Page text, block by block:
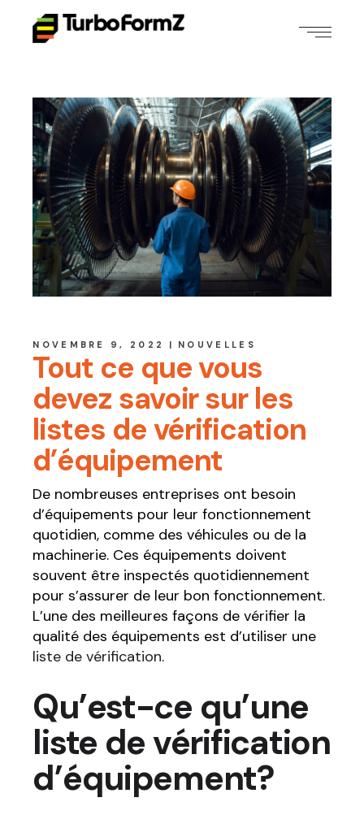
NOVEMBRE 9, 2022 NOUVELLES
Tout ce que vous
devez savoir sur les
listes de vérification
d’équipement
De nombreuses entreprises ont besoin
d’équipements pour leur fonctionnement
quotidien, comme des véhicules ou de la
machinerie. Ces équipements doivent
souvent être inspectés quotidiennement
pour s’assurer de leur bon fonctionnement.
L’une des meilleures façons de vérifier la
qualité des équipements est d’utiliser une
liste de vérification.
Qu’est-ce qu’une
liste de vérification
d’équipement?